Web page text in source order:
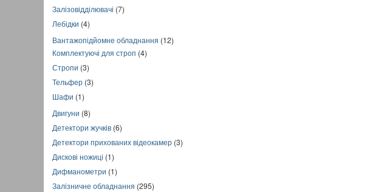
Залізовідділювачі (7)
Лебідки (4)
Вантажопідйомне обладнання (12)
Комплектуючі для строп (4)
Стропи (3)
Тельфер (3)
Шафи (1)
Двигуни (8)
Детектори жучків (6)
Детектори прихованих відеокамер (3)
Дискові ножиці (1)
Дифманометри (1)
Залізничне обладнання (295)